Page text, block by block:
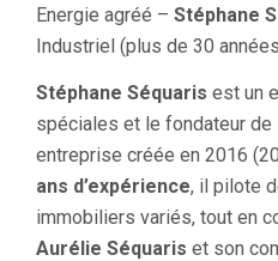
Energie agréé – Stéphane
Industriel (plus de 30
Stéphane Séquaris est un
spéciales et le fondateur de
entreprise créée en 2016
ans d’expérience, il pilote
immobiliers variés, tout en
Aurélie Séquaris et son